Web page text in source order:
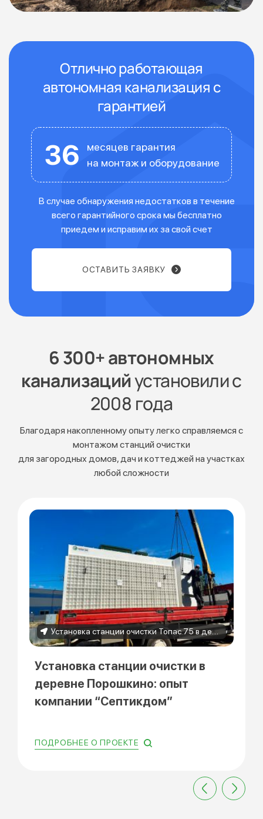
Отлично работающая
автономная канализация с
гарантией
36
месяцев гарантия
на монтаж и оборудование
В случае обнаружения недостатков в течение
всего гарантийного срока мы бесплатно
приедем и исправим их за свой счет
ОСТАВИТЬ ЗАЯВКУ
6 300+ автономных
канализацийустановили с
2008 года
Благодаря накопленному опыту легко справляемся с
монтажом станций очистки
для загородных домов, дач и коттеджей на участках
любой сложности
Установка станции очистки Топас 75 в деревне Порошкино
Установка станции очистки в
деревне Порошкино: опыт
компании “Септикдом”
ПОДРОБНЕЕ О ПРОЕКТЕ